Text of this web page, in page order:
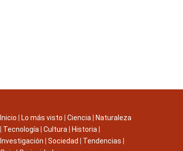
Inicio Lo más visto Ciencia
Naturaleza
Tecnología Cultura Historia
Investigación
Sociedad Tendencias